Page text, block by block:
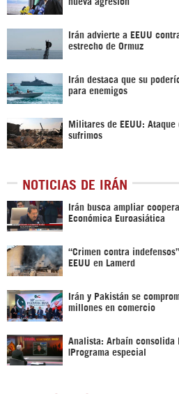
Irán advierte a EEUU
estrecho de Ormuz
Irán destaca que su
para enemigos
Militares de EEUU:
sufrimos
NOTICIAS DE IRÁN
Irán busca ampliar
Económica Euroasiática
“Crimen contra
EEUU en Lamerd
Irán y Pakistán se
millones en comercio
Analista: Arbaín consolida
|Programa especial